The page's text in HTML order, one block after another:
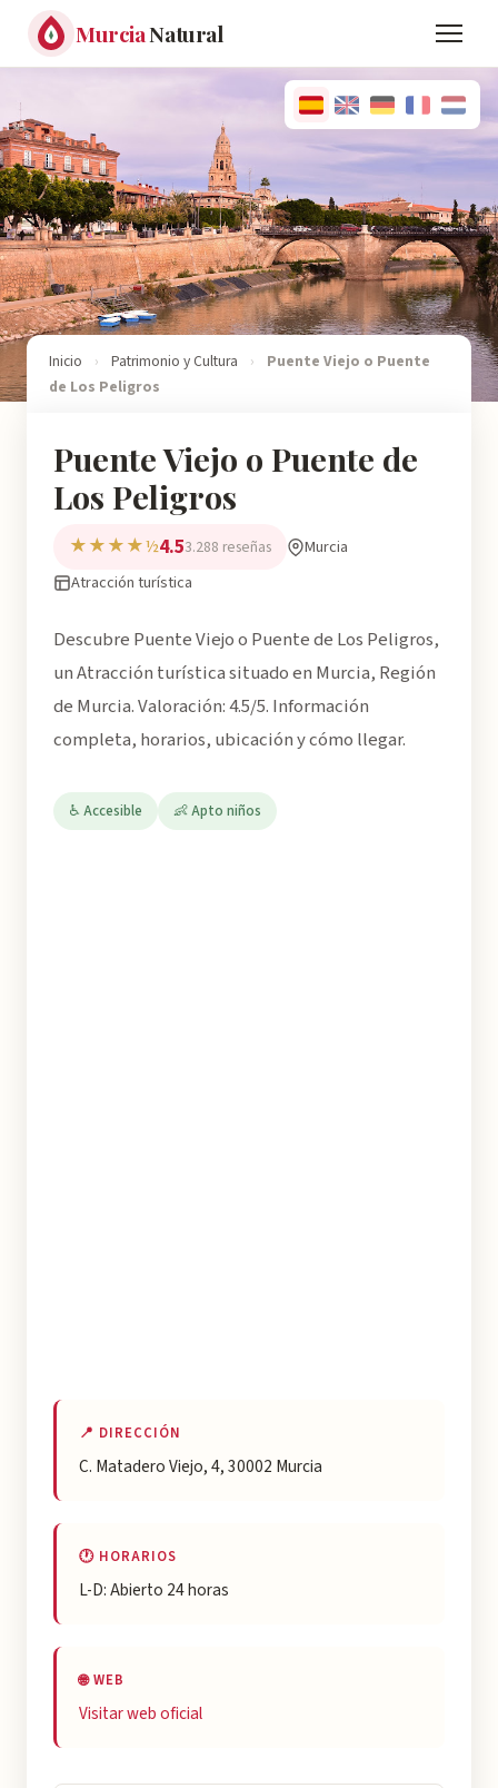
MurciaNatural
Inicio › Patrimonio y Cultura ›
Puente Viejo o Puente
de Los Peligros
Puente Viejo o Puente de
Los Peligros
★★★★½4.53.288 reseñas
Murcia
Atracción turística
Descubre Puente Viejo o Puente de Los Peligros,
un Atracción turística situado en Murcia, Región
de Murcia. Valoración: 4.5/5. Información
completa, horarios, ubicación y cómo llegar.
♿ Accesible 👶 Apto niños
📍 DIRECCIÓN
C. Matadero Viejo, 4, 30002 Murcia
🕐 HORARIOS
L-D: Abierto 24 horas
🌐 WEB
Visitar web oficial